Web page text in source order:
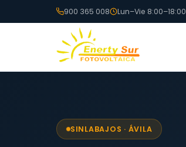
900 365 008 Lun–Vie 8:00–18:00
SINLABAJOS · ÁVILA